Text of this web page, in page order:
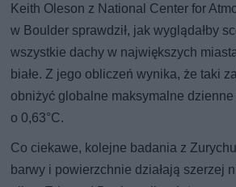
Keith Oleson z National Center for
w Boulder sprawdził, jak wyglądałby
wszystkie dachy w największych
białe. Z jego obliczeń wynika, że taki
obniżyć globalne maksymalne
o 0,63°C.
Co ciekawe, kolejne badania z
barwy i powierzchnie działają szerzej